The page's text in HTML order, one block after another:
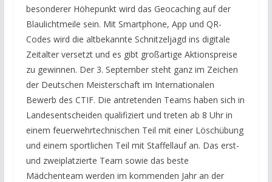
besonderer Höhepunkt wird das Geocaching auf der
Blaulichtmeile sein. Mit Smartphone, App und QR-
Codes wird die altbekannte Schnitzeljagd ins digitale
Zeitalter versetzt und es gibt großartige Aktionspreise
zu gewinnen. Der 3. September steht ganz im Zeichen
der Deutschen Meisterschaft im Internationalen
Bewerb des CTIF. Die antretenden Teams haben sich in
Landesentscheiden qualifiziert und treten ab 8 Uhr in
einem feuerwehrtechnischen Teil mit einer Löschübung
und einem sportlichen Teil mit Staffellauf an. Das erst-
und zweiplatzierte Team sowie das beste
Mädchenteam werden im kommenden Jahr an der